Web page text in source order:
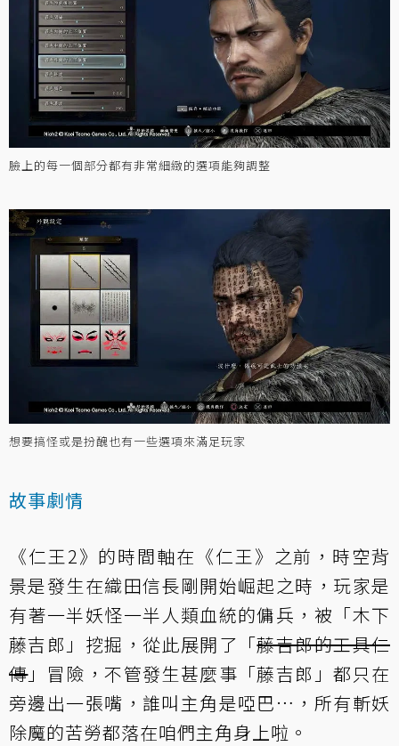
臉上的每一個部分都有非常細緻的選項能夠調整
想要搞怪或是扮醜也有一些選項來滿足玩家
故事劇情
《仁王2》的時間軸在《仁王》之前，時空背
景是發生在織田信長剛開始崛起之時，玩家是
有著一半妖怪一半人類血統的傭兵，被「木下
藤吉郎」挖掘，從此展開了「藤吉郎的工具仁
傳」冒險，不管發生甚麼事「藤吉郎」都只在
旁邊出一張嘴，誰叫主角是啞巴…，所有斬妖
除魔的苦勞都落在咱們主角身上啦。